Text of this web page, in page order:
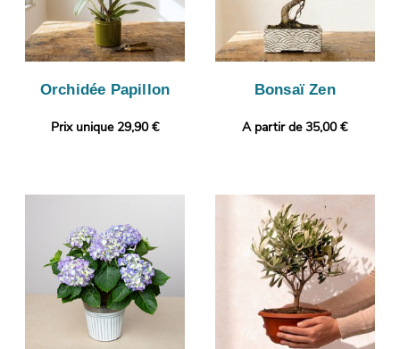
Orchidée Papillon
Prix unique 29,90 €
Bonsaï Zen
A partir de 35,00 €